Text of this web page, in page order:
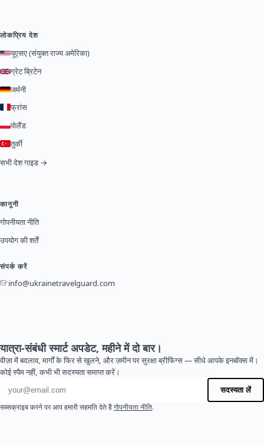
लोकप्रिय देश
यूएसए (संयुक्त राज्य अमेरिका)
ग्रेट ब्रिटेन
जर्मनी
फ्रांस
पोलैंड
तुर्की
सभी देश गाइड →
कानूनी
गोपनीयता नीति
उपयोग की शर्तें
संपर्क करें
info@ukrainetravelguard.com
यात्रा-संबंधी स्मार्ट अपडेट, महीने में दो बार।
वीज़ा में बदलाव, मार्गों के फिर से खुलने, और ज़मीन पर सुरक्षा ब्रीफिंग्स — सीधे आपके इनबॉक्स में।
कोई स्पैम नहीं, कभी भी सदस्यता समाप्त करें।
ईमेल पता
सदस्यता लें
सब्सक्राइब करने पर आप हमारी सहमति देते हैं गोपनीयता नीति.